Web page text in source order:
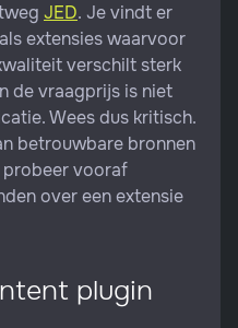
JED. Je vindt er
extensies waarvoor
verschilt sterk
de vraagprijs is niet
Wees dus kritisch.
betrouwbare bronnen
probeer vooraf
over een extensie
plugin